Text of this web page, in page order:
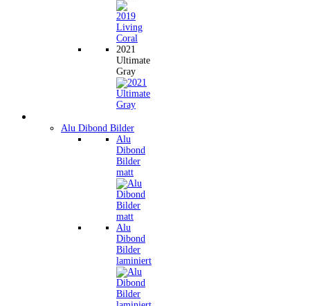
2021
Ultimate
Gray
Alu Dibond Bilder
Alu
Dibond
Bilder
matt
Alu
Dibond
Bilder
laminiert